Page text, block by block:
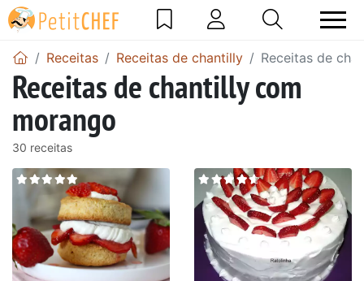
Receitas Receitas de chantilly Receitas de
Receitas de chantilly com
morango
30 receitas